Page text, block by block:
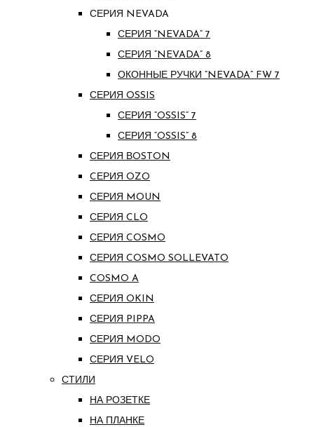
СЕРИЯ NEVADA
СЕРИЯ “NEVADA” 7
СЕРИЯ “NEVADA” 8
ОКОННЫЕ РУЧКИ “NEVADA” FW 7
СЕРИЯ OSSIS
СЕРИЯ “OSSIS” 7
СЕРИЯ “OSSIS” 8
СЕРИЯ ВOSTON
CЕРИЯ OZO
СЕРИЯ MOUN
СЕРИЯ CLO
СЕРИЯ COSMO
СЕРИЯ COSMO SOLLEVATO
COSMO A
СЕРИЯ OKIN
СЕРИЯ PIPPA
СЕРИЯ MODO
СЕРИЯ VELO
СТИЛИ
НА РОЗЕТКЕ
НА ПЛАНКЕ